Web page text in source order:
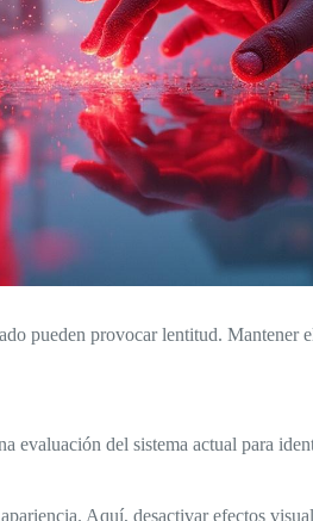
pueden provocar lentitud. Mantener
del sistema actual para
Aquí, desactivar efectos